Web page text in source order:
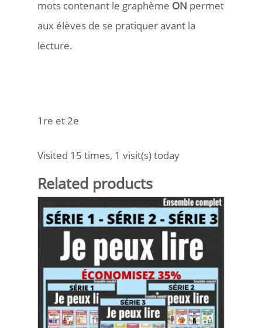
mots contenant le graphème ON permet
aux élèves de se pratiquer avant la
lecture.
1re et 2e
Visited 15 times, 1 visit(s) today
Related products